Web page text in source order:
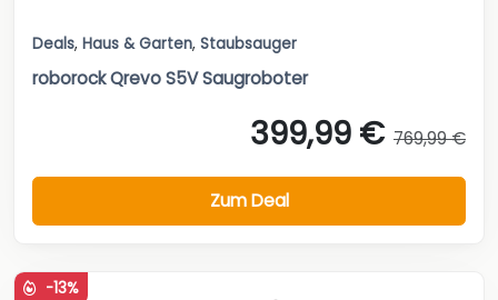
Deals, Haus & Garten, Staubsauger
roborock Qrevo S5V Saugroboter
399,99 € 769,99 €
Zum Deal
-13%